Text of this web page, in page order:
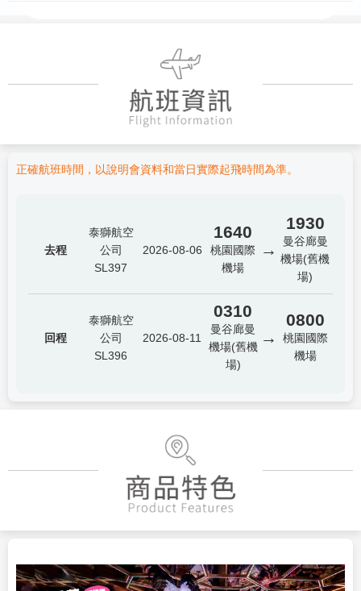
正確航班時間，以說明會資料和當日實際起飛時間為準。
去程
泰獅航空
公司
SL397
2026-08-06
1640
桃園國際
機場
→
1930
曼谷廊曼
機場(舊機
場)
回程
泰獅航空
公司
SL396
2026-08-11
0310
曼谷廊曼
機場(舊機
場)
→
0800
桃園國際
機場